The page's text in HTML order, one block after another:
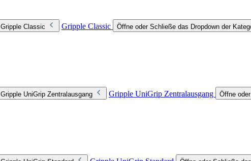
Classic Gripple Classic Öffne oder Schließe das Dropdown der
UniGrip Zentralausgang Gripple UniGrip Zentralausgang Öffne